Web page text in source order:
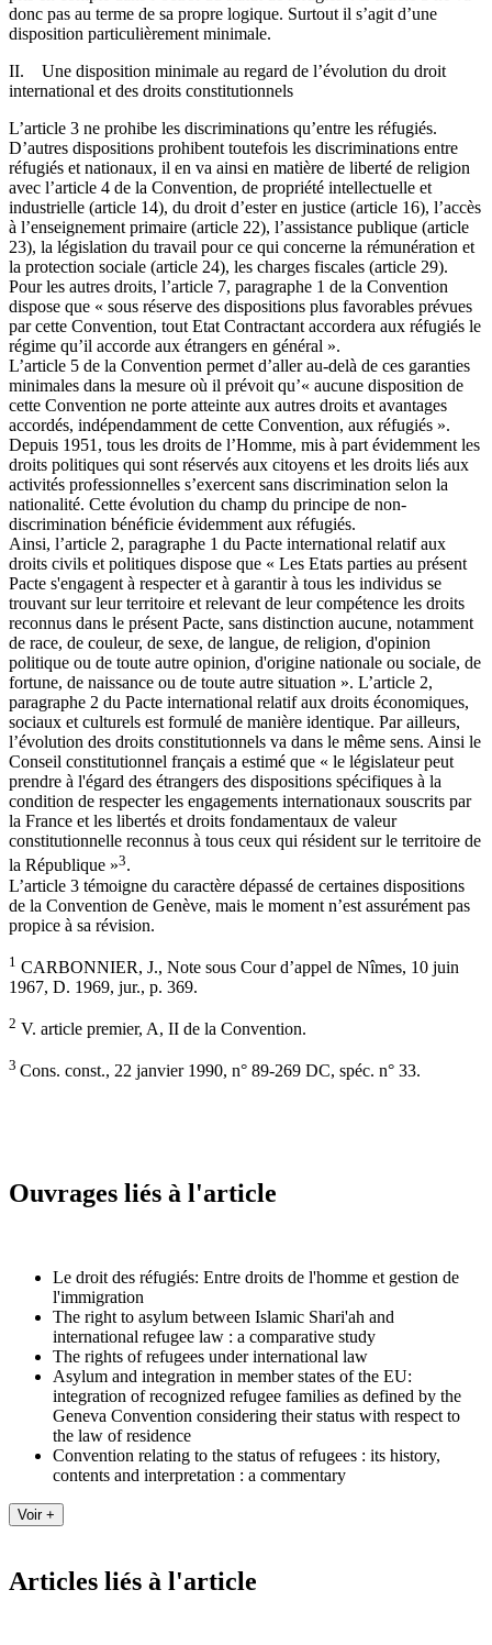
donc pas au terme de sa propre logique. Surtout il s’agit d’une
disposition particulièrement minimale.
II. Une disposition minimale au regard de l’évolution du droit
international et des droits constitutionnels
L’article 3 ne prohibe les discriminations qu’entre les réfugiés.
D’autres dispositions prohibent toutefois les discriminations entre
réfugiés et nationaux, il en va ainsi en matière de liberté de religion
avec l’article 4 de la Convention, de propriété intellectuelle et
industrielle (article 14), du droit d’ester en justice (article 16), l’accès
à l’enseignement primaire (article 22), l’assistance publique (article
23), la législation du travail pour ce qui concerne la rémunération et
la protection sociale (article 24), les charges fiscales (article 29).
Pour les autres droits, l’article 7, paragraphe 1 de la Convention
dispose que « sous réserve des dispositions plus favorables prévues
par cette Convention, tout Etat Contractant accordera aux réfugiés le
régime qu’il accorde aux étrangers en général ».
L’article 5 de la Convention permet d’aller au-delà de ces garanties
minimales dans la mesure où il prévoit qu’« aucune disposition de
cette Convention ne porte atteinte aux autres droits et avantages
accordés, indépendamment de cette Convention, aux réfugiés ».
Depuis 1951, tous les droits de l’Homme, mis à part évidemment les
droits politiques qui sont réservés aux citoyens et les droits liés aux
activités professionnelles s’exercent sans discrimination selon la
nationalité. Cette évolution du champ du principe de non-
discrimination bénéficie évidemment aux réfugiés.
Ainsi, l’article 2, paragraphe 1 du Pacte international relatif aux
droits civils et politiques dispose que « Les Etats parties au présent
Pacte s'engagent à respecter et à garantir à tous les individus se
trouvant sur leur territoire et relevant de leur compétence les droits
reconnus dans le présent Pacte, sans distinction aucune, notamment
de race, de couleur, de sexe, de langue, de religion, d'opinion
politique ou de toute autre opinion, d'origine nationale ou sociale, de
fortune, de naissance ou de toute autre situation ». L’article 2,
paragraphe 2 du Pacte international relatif aux droits économiques,
sociaux et culturels est formulé de manière identique. Par ailleurs,
l’évolution des droits constitutionnels va dans le même sens. Ainsi le
Conseil constitutionnel français a estimé que « le législateur peut
prendre à l'égard des étrangers des dispositions spécifiques à la
condition de respecter les engagements internationaux souscrits par
la France et les libertés et droits fondamentaux de valeur
constitutionnelle reconnus à tous ceux qui résident sur le territoire de
la République »3.
L’article 3 témoigne du caractère dépassé de certaines dispositions
de la Convention de Genève, mais le moment n’est assurément pas
propice à sa révision.
1 CARBONNIER, J., Note sous Cour d’appel de Nîmes, 10 juin
1967, D. 1969, jur., p. 369.
2 V. article premier, A, II de la Convention.
3 Cons. const., 22 janvier 1990, n° 89-269 DC, spéc. n° 33.
Ouvrages liés à l'article
Le droit des réfugiés: Entre droits de l'homme et gestion de
l'immigration
The right to asylum between Islamic Shari'ah and
international refugee law : a comparative study
The rights of refugees under international law
Asylum and integration in member states of the EU:
integration of recognized refugee families as defined by the
Geneva Convention considering their status with respect to
the law of residence
Convention relating to the status of refugees : its history,
contents and interpretation : a commentary
Articles liés à l'article